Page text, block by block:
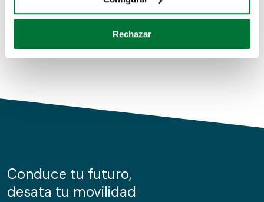
Identificar su dispositivo analizándolo activamente
para buscar características específicas (huellas
Obtenga más información sobre cómo se procesan sus
de cookies.
información sobre el uso que haga del sitio web con
nuestros partners de redes sociales, publicidad y análisis
Rechazar
Conduce tu futuro,
desata tu movilidad